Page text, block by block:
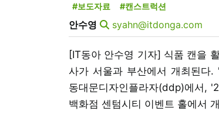
#보도자료 #캔스트럭션
안수영 syahn@itdonga.com
[IT동아 안수영 기자] 식품 캔을
사가 서울과 부산에서 개최된다
동대문디자인플라자(ddp)에서,
백화점 센텀시티 이벤트 홀에서